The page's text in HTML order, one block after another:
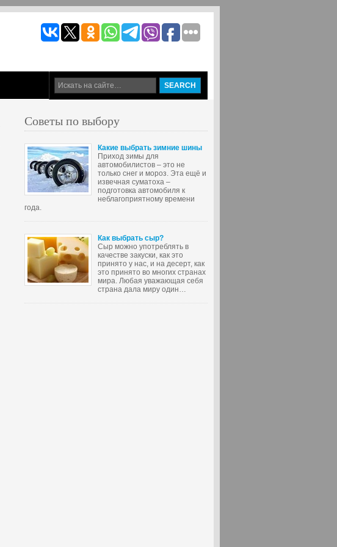
Советы по выбору
Какие выбрать зимние шины
Приход зимы для
автомобилистов – это не
только снег и мороз. Эта ещё и
извечная суматоха –
подготовка автомобиля к
неблагоприятному времени
года.
Как выбрать сыр?
Сыр можно употреблять в
качестве закуски, как это
принято у нас, и на десерт, как
это принято во многих странах
мира. Любая уважающая себя
страна дала миру один…